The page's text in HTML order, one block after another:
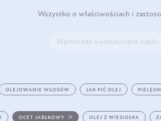
Wszystko o właściwościach i
OLEJOWANIE WŁOSÓW JAK PIĆ OLEJ
OCET JABŁKOWY OLEJ Z WIESIOŁKA